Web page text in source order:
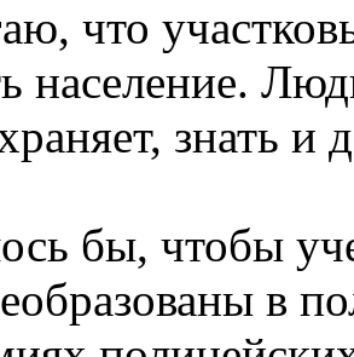
что
население.
знать и
бы, чтобы
в